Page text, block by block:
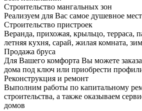
Строительство мангальных зон
Реализуем для Вас самое душевное
Строительство пристроек
Веранда, прихожая, крыльцо, терраса,
летняя кухня, сарай, жилая комната,
Продажа бруса
Для Вашего комфорта Вы можете
дома под ключ или приобрести
Реконструкция и ремонт
Выполним работы по капитальному
строительства, а также оказываем
домов